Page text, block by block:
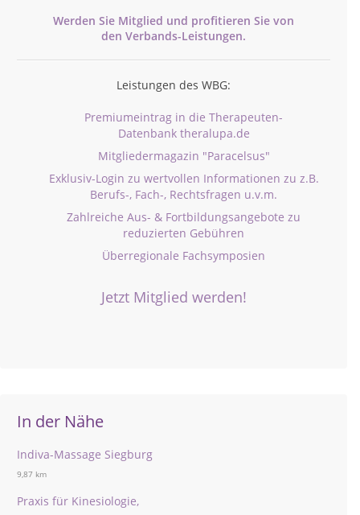
Werden Sie Mitglied und profitieren Sie von
den Verbands-Leistungen.
Leistungen des WBG:
Premiumeintrag in die Therapeuten-
Datenbank theralupa.de
Mitgliedermagazin "Paracelsus"
Exklusiv-Login zu wertvollen Informationen zu z.B.
Berufs-, Fach-, Rechtsfragen u.v.m.
Zahlreiche Aus- & Fortbildungsangebote zu
reduzierten Gebühren
Überregionale Fachsymposien
Jetzt Mitglied werden!
In der Nähe
Indiva-Massage Siegburg
9,87 km
Praxis für Kinesiologie,